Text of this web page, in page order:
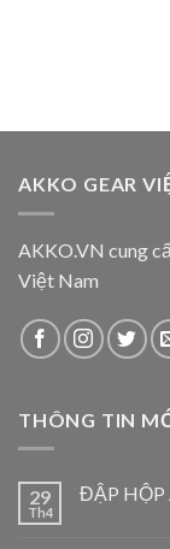
AKKO GEAR
AKKO.VN cung
Việt Nam
THÔNG TIN
29
Th4
ĐẬP HỘP